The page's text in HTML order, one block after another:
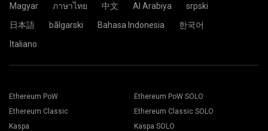
Magyar
ภาษาไทย 中文 Al Arabiya
srpski
日本語
bãlgarski Bahasa Indonesia
한국어
Italiano
Ethereum PoW
Ethereum Classic
Kaspa
Ethereum PoW SOLO
Ethereum Classic SOLO
Kaspa SOLO